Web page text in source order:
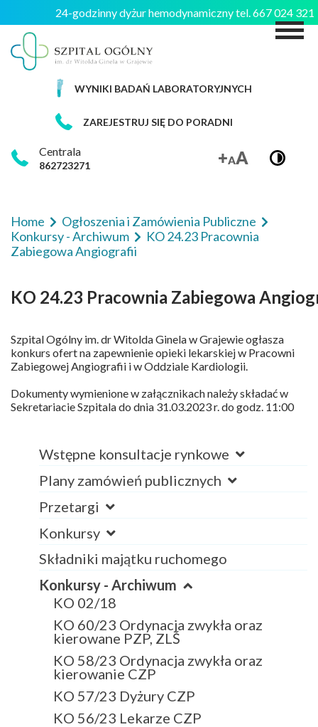
24-godzinny dyżur hemodynamiczny tel. 667 024
WYNIKI BADAŃ LABORATORYJNYCH
ZAREJESTRUJ SIĘ DO PORADNI
Centrala
862723271
Home
Ogłoszenia i Zamówienia Publiczne
Konkursy - Archiwum
KO 24.23 Pracownia
Zabiegowa Angiografii
Wstępne konsultacje rynkowe
Plany zamówień publicznych
Przetargi
Konkursy
Składniki majątku ruchomego
Konkursy - Archiwum
KO 02/18
KO 60/23 Ordynacja zwykła oraz
kierowane PZP, ZLŚ
KO 58/23 Ordynacja zwykła oraz
kierowanie CZP
KO 57/23 Dyżury CZP
KO 56/23 Lekarze CZP
KO 24.23 Pracownia Zabiegowa
Szpital Ogólny im. dr Witolda Ginela w Grajewie ogłasza
konkurs ofert na zapewnienie opieki lekarskiej w Pracowni
Zabiegowej Angiografii i w Oddziale Kardiologii.
Dokumenty wymienione w załącznikach należy składać w
Sekretariacie Szpitala do dnia 31.03.2023 r. do godz. 11:00